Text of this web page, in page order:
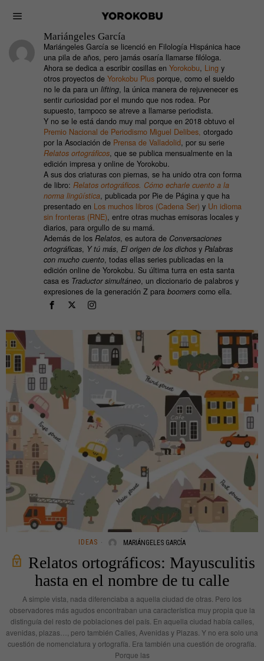
Mariángeles García
Mariángeles García se licenció en Filología Hispánica hace
una pila de años, pero jamás osaría llamarse filóloga.
Ahora se dedica a escribir cosillas en Yorokobu, Ling y
otros proyectos de Yorokobu Plus porque, como el sueldo
no le da para un lifting, la única manera de rejuvenecer es
sentir curiosidad por el mundo que nos rodea. Por
supuesto, tampoco se atreve a llamarse periodista.
Y no se le está dando muy mal porque en 2018 obtuvo el
Premio Nacional de Periodismo Miguel Delibes, otorgado
por la Asociación de Prensa de Valladolid, por su serie
Relatos ortográficos, que se publica mensualmente en la
edición impresa y online de Yorokobu.
A sus dos criaturas con piernas, se ha unido otra con forma
de libro: Relatos ortográficos. Cómo echarle cuento a la
norma lingüística, publicada por Pie de Página y que ha
presentado en Los muchos libros (Cadena Ser) y Un idioma
sin fronteras (RNE), entre otras muchas emisoras locales y
diarios, para orgullo de su mamá.
Además de los Relatos, es autora de Conversaciones
ortográficas, Y tú más, El origen de los dichos y Palabras
con mucho cuento, todas ellas series publicadas en la
edición online de Yorokobu. Su última turra en esta santa
casa es Traductor simultáneo, un diccionario de palabros y
expresiones de la generación Z para boomers como ella.
IDEAS MARIÁNGELES GARCÍA
Relatos ortográficos: Mayusculitis
hasta en el nombre de tu calle
A simple vista, nada diferenciaba a aquella ciudad de otras. Pero los
observadores más agudos encontraban una característica muy propia que la
distinguía del resto de poblaciones del país. En aquella ciudad había calles,
avenidas, plazas…, pero también Calles, Avenidas y Plazas. Y no era solo una
cuestión de nomenclatura y ortografía. Era también una cuestión de orografía.
Porque las